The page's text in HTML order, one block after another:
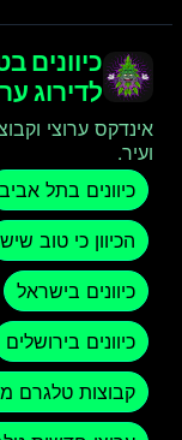
כיוונים
לדירוג
אינדקס ערוצי
ועיר.
כיוונים בתל אביב
הכיוון כי טוב שיש
כיוונים בישראל
כיוונים בירושלים
קבוצות טלגרם